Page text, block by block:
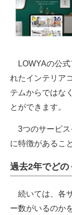
LOWYAの公式
れたインテリア
テムからではな
とができます。
3つのサービス
に特徴があるこ
過去2年でどの
続いては、各
ー数がいるのか